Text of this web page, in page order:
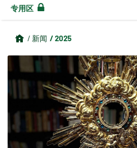
专用区
/ 新闻 / 2025